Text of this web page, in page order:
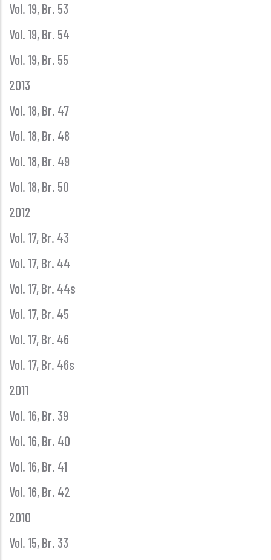
Vol. 19, Br. 53
Vol. 19, Br. 54
Vol. 19, Br. 55
2013
Vol. 18, Br. 47
Vol. 18, Br. 48
Vol. 18, Br. 49
Vol. 18, Br. 50
2012
Vol. 17, Br. 43
Vol. 17, Br. 44
Vol. 17, Br. 44s
Vol. 17, Br. 45
Vol. 17, Br. 46
Vol. 17, Br. 46s
2011
Vol. 16, Br. 39
Vol. 16, Br. 40
Vol. 16, Br. 41
Vol. 16, Br. 42
2010
Vol. 15, Br. 33